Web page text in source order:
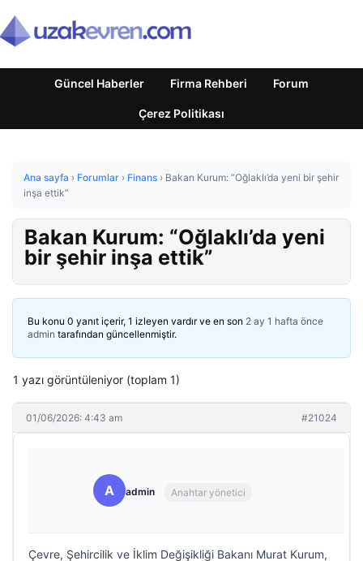
Güncel Haberler Firma Rehberi Forum
Çerez Politikası
Ana sayfa › Forumlar › Finans › Bakan Kurum: “Oğlaklı’da yeni bir şehir
inşa ettik”
Bakan Kurum: “Oğlaklı’da yeni
bir şehir inşa ettik”
Bu konu 0 yanıt içerir, 1 izleyen vardır ve en son 2 ay 1 hafta önce
admin tarafından güncellenmiştir.
1 yazı görüntüleniyor (toplam 1)
01/06/2026: 4:43 am #21024
A admin Anahtar yönetici
Çevre, Şehircilik ve İklim Değişikliği Bakanı Murat Kurum,